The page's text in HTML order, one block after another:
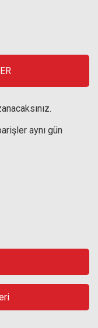
aynı gün